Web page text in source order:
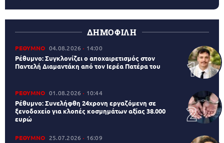
ΔΗΜΟΦΙΛΗ
ΡΕΘΥΜΝΟ 04.08.2026 14:00
Ρέθυμνο: Συγκλονίζει ο αποχαιρετισμός στον
Παντελή Διαμαντάκη από τον Ιερέα Πατέρα του
ΡΕΘΥΜΝΟ 01.08.2026 10:44
Ρέθυμνο: Συνελήφθη 24χρονη εργαζόμενη σε
ξενοδοχείο για κλοπές κοσμημάτων αξίας 38.000
ευρώ
ΡΕΘΥΜΝΟ 25.07.2026 16:09